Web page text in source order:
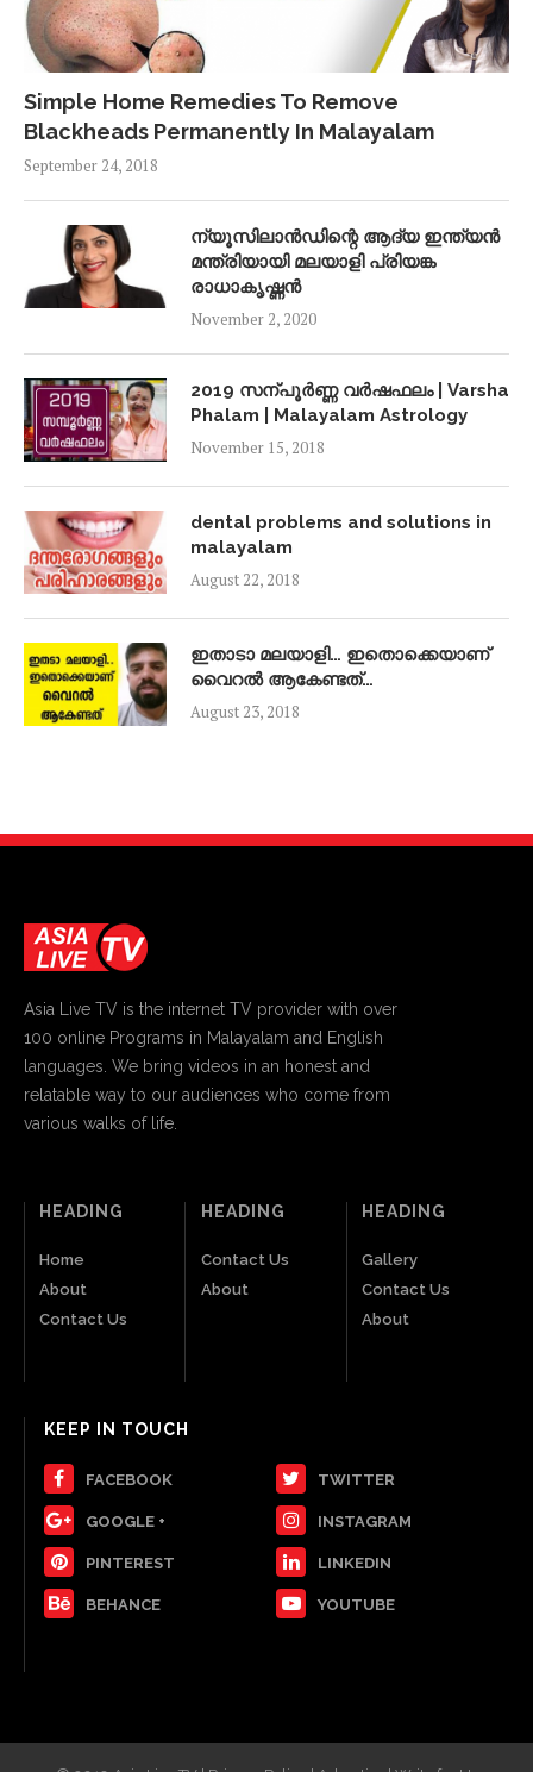
Simple Home Remedies To Remove
Blackheads Permanently In Malayalam
September 24, 2018
ന്യൂസിലാൻഡിന്റെ ആദ്യ ഇന്ത്യൻ
മന്ത്രിയായി മലയാളി പ്രിയങ്ക
രാധാകൃഷ്ണൻ
November 2, 2020
2019 സന്പൂർണ്ണ വർഷഫലം | Varsha
Phalam | Malayalam Astrology
November 15, 2018
dental problems and solutions in
malayalam
August 22, 2018
ഇതാടാ മലയാളി… ഇതൊക്കെയാണ്
വൈറൽ ആകേണ്ടത്…
August 23, 2018
Asia Live TV is the internet TV provider with over
100 online Programs in Malayalam and English
languages. We bring videos in an honest and
relatable way to our audiences who come from
various walks of life.
HEADING
Home
About
Contact Us
HEADING
Contact Us
About
HEADING
Gallery
Contact Us
About
KEEP IN TOUCH
FACEBOOK TWITTER
GOOGLE + INSTAGRAM
PINTEREST LINKEDIN
BEHANCE YOUTUBE